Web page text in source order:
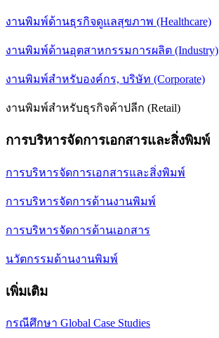
งานพิมพ์ด้านธุรกิจดูแลสุขภาพ (Healthcare)
งานพิมพ์ด้านอุตสาหกรรมการผลิต (Industry)
งานพิมพ์สำหรับองค์กร, บริษัท (Corporate)
งานพิมพ์สำหรับธุรกิจค้าปลีก (Retail)
การบริหารจัดการเอกสารและสิ่งพิมพ์
การบริหารจัดการเอกสารและสิ่งพิมพ์
การบริหารจัดการด้านงานพิมพ์
การบริหารจัดการด้านเอกสาร
นวัตกรรมด้านงานพิมพ์
เพิ่มเติม
กรณีศึกษา Global Case Studies